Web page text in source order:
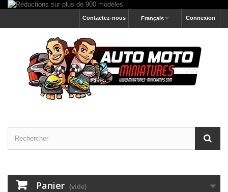
Connexion
Français
Contactez-nous
Panier (vide)